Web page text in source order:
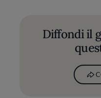
Diffondi il